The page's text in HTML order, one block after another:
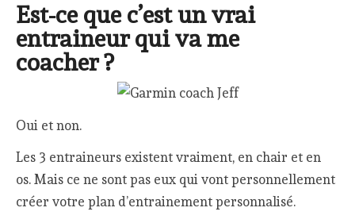
Est-ce que c’est un vrai
entraineur qui va me
coacher ?
Oui et non.
Les 3 entraineurs existent vraiment, en chair et en
os. Mais ce ne sont pas eux qui vont personnellement
créer votre plan d’entrainement personnalisé.